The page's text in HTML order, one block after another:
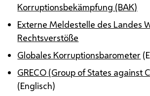
Korruptionsbekämpfung (BAK)
Externe Meldestelle des Landes
Rechtsverstöße
Globales Korruptionsbarometer
GRECO (Group of States against
(Englisch)